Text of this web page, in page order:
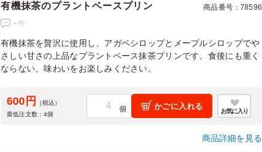
有機抹茶のプラントベースプリン 商品番号：78596
- 件
有機抹茶を贅沢に使用し、アガベシロップとメープルシロップでや
さしい甘さの上品なプラントベース抹茶プリンです。食後にも重く
ならない、味わいをお楽しみください。
600円
（税込）
最低注文数：4個
かごに入れる
お気に入り
商品詳細を見る